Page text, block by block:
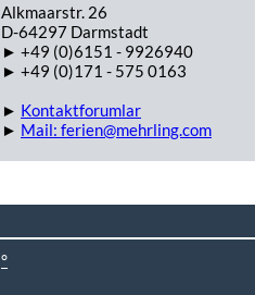
Alkmaarstr. 26
D-64297 Darmstadt
► +49 (0)6151 - 9926940
► +49 (0)171 - 575 0163
► Kontaktforumlar
► Mail: ferien@mehrling.com
°